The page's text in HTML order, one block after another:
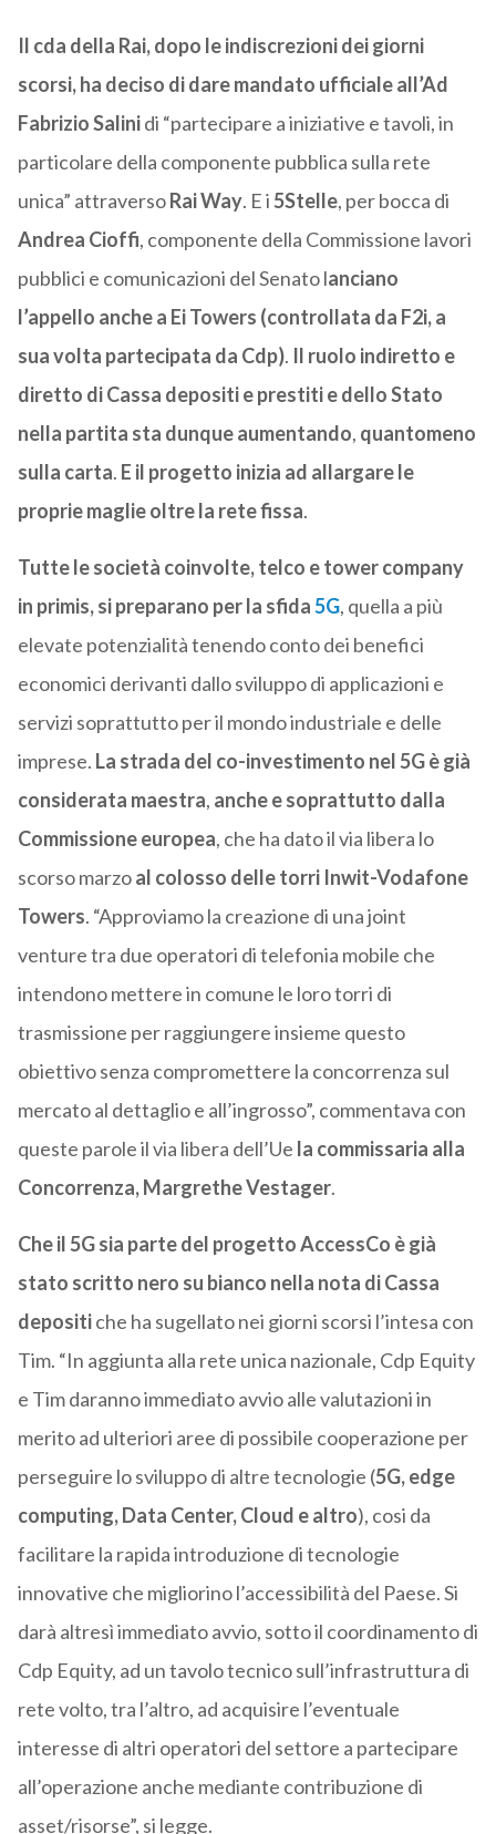
Il cda della Rai, dopo le indiscrezioni dei giorni
scorsi, ha deciso di dare mandato ufficiale all’Ad
Fabrizio Salinidi “partecipare a iniziative e tavoli, in
particolare della componente pubblica sulla rete
unica” attraversoRai Way. E i5Stelle, per bocca di
Andrea Cioffi, componente della Commissione lavori
pubblici e comunicazioni del Senato lanciano
l’appello anche a Ei Towers (controllata da F2i, a
sua volta partecipata da Cdp). Il ruolo indiretto e
diretto di Cassa depositi e prestiti e dello Stato
nella partita sta dunque aumentando, quantomeno
sulla carta. E il progetto inizia ad allargare le
proprie maglie oltre la rete fissa.
Tutte le società coinvolte, telco e tower company
in primis, si preparano per la sfida5G, quella a più
elevate potenzialità tenendo conto dei benefici
economici derivanti dallo sviluppo di applicazioni e
servizi soprattutto per il mondo industriale e delle
imprese. La strada del co-investimento nel 5G è già
considerata maestra, anche e soprattutto dalla
Commissione europea, che ha dato il via libera lo
scorso marzoal colosso delle torri Inwit-Vodafone
Towers. “Approviamo la creazione di una joint
venture tra due operatori di telefonia mobile che
intendono mettere in comune le loro torri di
trasmissione per raggiungere insieme questo
obiettivo senza compromettere la concorrenza sul
mercato al dettaglio e all’ingrosso”, commentava con
queste parole il via libera dell’Ue la commissaria alla
Concorrenza, Margrethe Vestager.
Che il 5G sia parte del progetto AccessCo è già
stato scritto nero su bianco nella nota di Cassa
depositiche ha sugellato nei giorni scorsi l’intesa con
Tim. “In aggiunta alla rete unica nazionale, Cdp Equity
e Tim daranno immediato avvio alle valutazioni in
merito ad ulteriori aree di possibile cooperazione per
perseguire lo sviluppo di altre tecnologie (5G, edge
computing, Data Center, Cloud e altro), cosi da
facilitare la rapida introduzione di tecnologie
innovative che migliorino l’accessibilità del Paese. Si
darà altresì immediato avvio, sotto il coordinamento di
Cdp Equity, ad un tavolo tecnico sull’infrastruttura di
rete volto, tra l’altro, ad acquisire l’eventuale
interesse di altri operatori del settore a partecipare
all’operazione anche mediante contribuzione di
asset/risorse”, si legge.